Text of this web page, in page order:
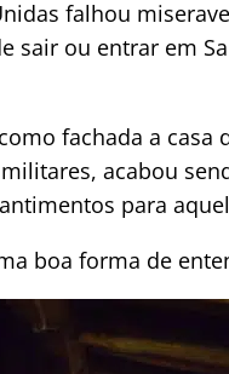
falhou
sair ou entrar em
fachada a
acabou
para
boa forma de